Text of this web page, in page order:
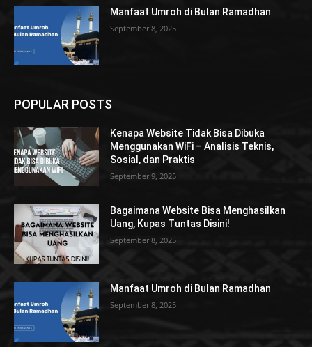
Manfaat Umroh di Bulan Ramadhan
September 8, 2025
POPULAR POSTS
Kenapa Website Tidak Bisa Dibuka
Menggunakan WiFi – Analisis Teknis,
Sosial, dan Praktis
September 9, 2025
Bagaimana Website Bisa Menghasilkan
Uang, Kupas Tuntas Disini!
September 8, 2025
Manfaat Umroh di Bulan Ramadhan
September 8, 2025